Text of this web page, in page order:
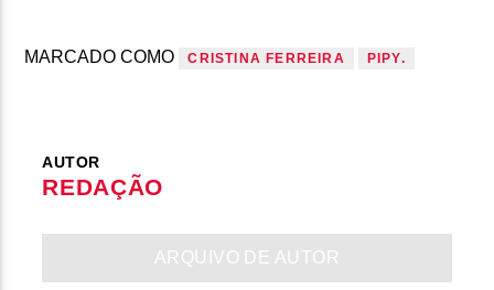
MARCADO COMO CRISTINA FERREIRA PIPY.
AUTOR
REDAÇÃO
ARQUIVO DE AUTOR